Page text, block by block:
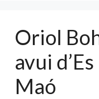
Oriol
avui
Maó